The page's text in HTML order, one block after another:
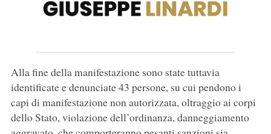
Alla fine della manifestazione sono state tuttavia
identificate e denunciate 43 persone, su cui pendono i
capi di manifestazione non autorizzata, oltraggio ai corpi
dello Stato, violazione dell’ordinanza, danneggiamento